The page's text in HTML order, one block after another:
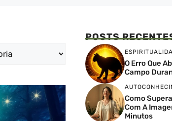
POSTS
O Erro Que
Campo
Como
Com A
Minutos